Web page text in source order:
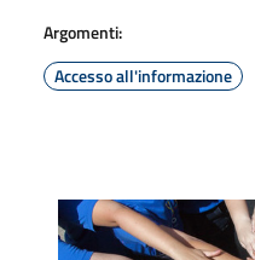
Argomenti:
Accesso all'informazione